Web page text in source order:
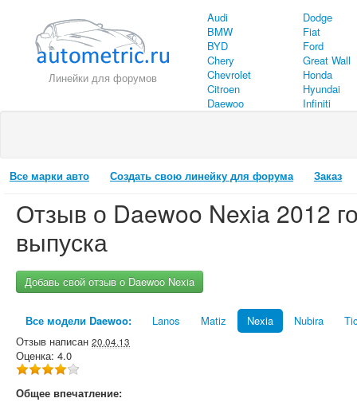
Линейки для форумов
Audi
BMW
BYD
Chery
Chevrolet
Citroen
Daewoo
Dodge
Fiat
Ford
Great Wall
Honda
Hyundai
Infiniti
Все марки авто Создать свою линейку для форума Заказ
Отзыв о Daewoo Nexia 2012
выпуска
Добавь свой отзыв о Daewoo Nexia
Все модели Daewoo: Lanos Matiz Nexia Nubira
Отзыв написан 20.04.13
Оценка: 4.0
Общее впечатление: